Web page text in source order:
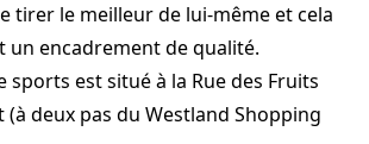
tirer le meilleur de lui-même et cela
un encadrement de qualité.
sports est situé à la Rue des Fruits
(à deux pas du Westland Shopping